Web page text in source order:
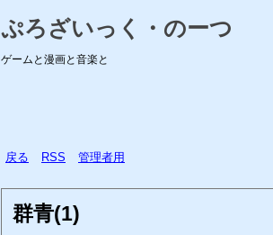
ぷろざいっく・のーつ
ゲームと漫画と音楽と
戻る RSS 管理者用
群青(1)